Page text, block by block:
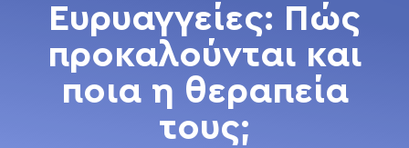
Ευρυαγγείες: Πώς
προκαλούνται και
ποια η θεραπεία
τους;